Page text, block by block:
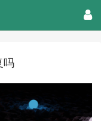
吗